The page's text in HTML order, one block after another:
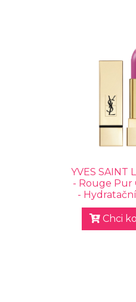
YVES SAINT
- Rouge Pur
-
Chci